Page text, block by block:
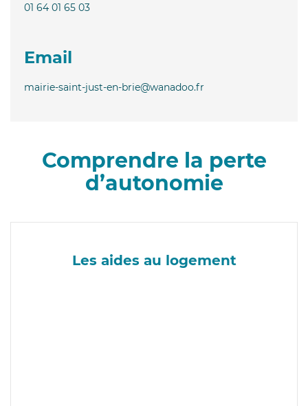
01 64 01 65 03
Email
mairie-saint-just-en-brie@wanadoo.fr
Comprendre la perte
d’autonomie
Les aides au logement